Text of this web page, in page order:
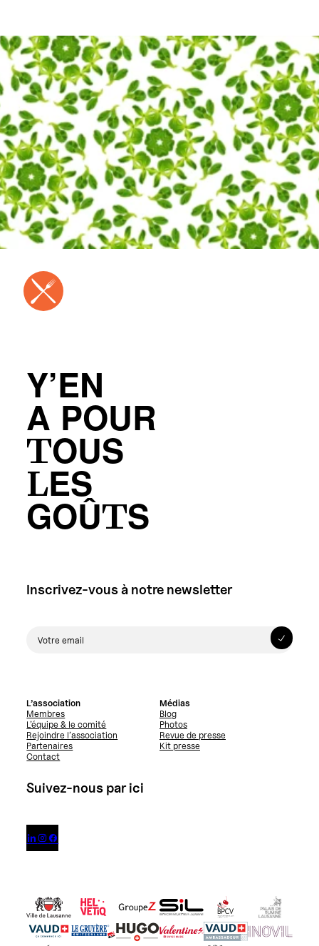
Y’EN
A POUR
TOUS
LES
GOÛTS
Inscrivez-vous à notre newsletter
L’association
Membres
L’équipe & le comité
Rejoindre l’association
Partenaires
Contact
Médias
Blog
Photos
Revue de presse
Kit presse
Suivez-nous par ici
  